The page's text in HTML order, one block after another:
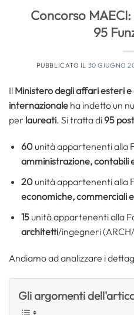
Concorso
95
PUBBLICATO IL 30 GIUGNO
Il Ministero degli affari esteri
internazionale ha indetto un
per laureati. Si tratta di95
60 unità appartenenti alla
amministrazione, contabili
20 unità appartenenti alla
economiche, commerciali
15unità appartenenti alla
architetti/ingegneri
Andiamo ad analizzare i
Gli argomenti